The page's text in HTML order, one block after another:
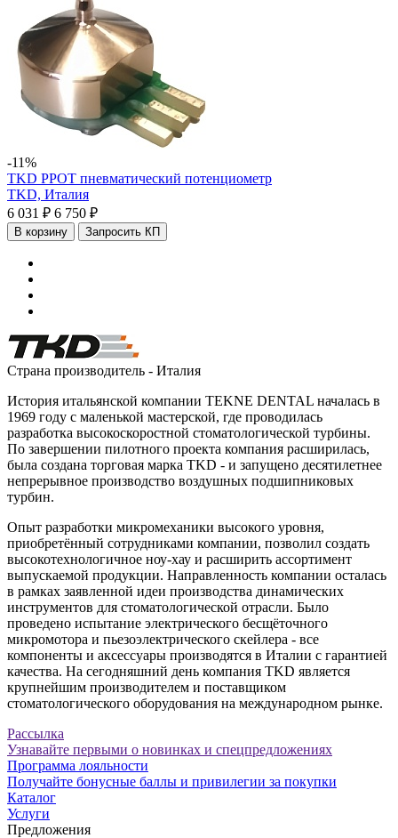
-11%
TKD PPOT пневматический потенциометр
TKD, Италия
6 031 ₽ 6 750 ₽
В корзину Запросить КП
Страна производитель - Италия
История итальянской компании TEKNE DENTAL началась в
1969 году с маленькой мастерской, где проводилась
разработка высокоскоростной стоматологической турбины.
По завершении пилотного проекта компания расширилась,
была создана торговая марка TKD - и запущено десятилетнее
непрерывное производство воздушных подшипниковых
турбин.
Опыт разработки микромеханики высокого уровня,
приобретённый сотрудниками компании, позволил создать
высокотехнологичное ноу-хау и расширить ассортимент
выпускаемой продукции. Направленность компании осталась
в рамках заявленной идеи производства динамических
инструментов для стоматологической отрасли. Было
проведено испытание электрического бесщёточного
микромотора и пьезоэлектрического скейлера - все
компоненты и аксессуары производятся в Италии с гарантией
качества. На сегодняшний день компания TKD является
крупнейшим производителем и поставщиком
стоматологического оборудования на международном рынке.
Рассылка
Узнавайте первыми о новинках и спецпредложениях
Программа лояльности
Получайте бонусные баллы и привилегии за покупки
Каталог
Услуги
Предложения